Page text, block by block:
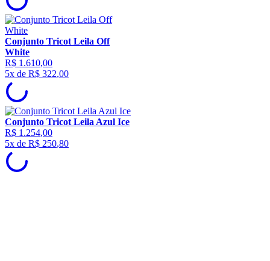
Conjunto Tricot Leila Off
White
R$ 1.610,00
5x de R$ 322,00
Conjunto Tricot Leila Azul Ice
R$ 1.254,00
5x de R$ 250,80